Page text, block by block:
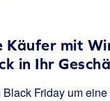
Käufer mit
in Ihr
Friday um eine